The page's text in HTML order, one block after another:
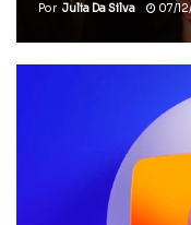
Por Julia Da Silva 07/